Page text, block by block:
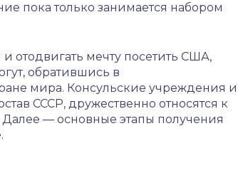
пока только занимается набором
отодвигать мечту посетить США,
обратившись в
мира. Консульские учреждения и
СССР, дружественно относятся к
— основные этапы получения